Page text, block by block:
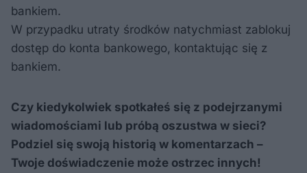
bankiem.
W przypadku utraty środków natychmiast zablokuj
dostęp do konta bankowego, kontaktując się z
bankiem.
Czy kiedykolwiek spotkałeś się z podejrzanymi
wiadomościami lub próbą oszustwa w sieci?
Podziel się swoją historią w komentarzach –
Twoje doświadczenie może ostrzec innych!